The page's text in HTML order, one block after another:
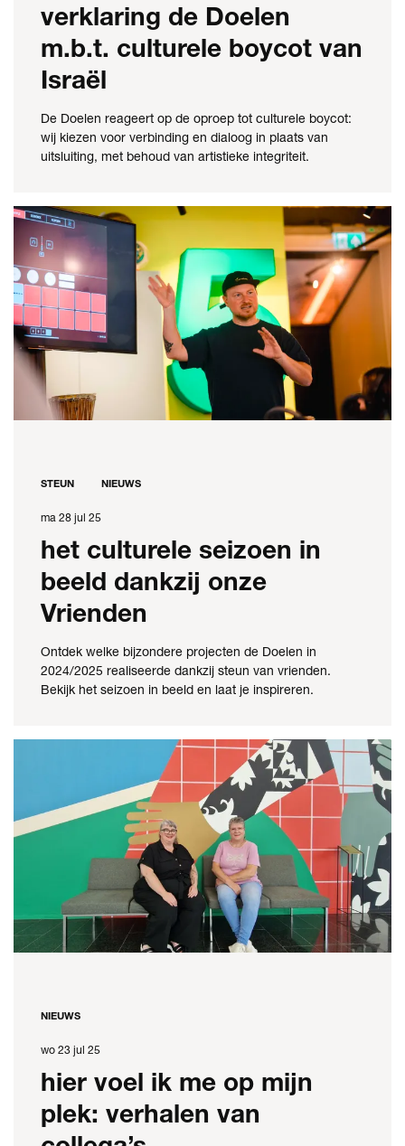
verklaring de Doelen
m.b.t. culturele boycot van
Israël
De Doelen reageert op de oproep tot culturele boycot:
wij kiezen voor verbinding en dialoog in plaats van
uitsluiting, met behoud van artistieke integriteit.
ma 28 jul 25
het culturele seizoen in
beeld dankzij onze
Vrienden
Ontdek welke bijzondere projecten de Doelen in
2024/2025 realiseerde dankzij steun van vrienden.
Bekijk het seizoen in beeld en laat je inspireren.
STEUN NIEUWS
wo 23 jul 25
hier voel ik me op mijn
plek: verhalen van
NIEUWS